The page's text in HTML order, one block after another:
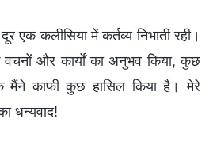
एक कलीसिया में कर्तव्य निभाती रही।
वचनों और कार्यों का अनुभव किया, कुछ
मैंने काफी कुछ हासिल किया है। मेरे
धन्यवाद!